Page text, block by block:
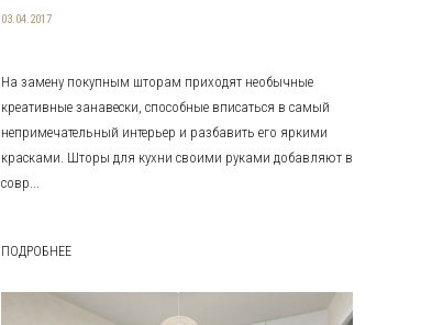
03.04.2017
На замену покупным шторам приходят необычные
креативные занавески, способные вписаться в самый
непримечательный интерьер и разбавить его яркими
красками. Шторы для кухни своими руками добавляют в
совр...
ПОДРОБНЕЕ